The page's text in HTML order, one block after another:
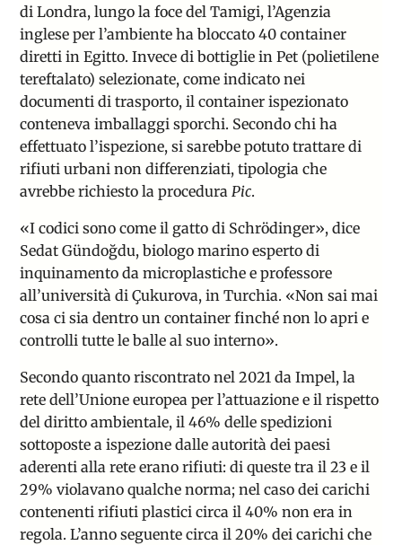
di Londra, lungo la foce del Tamigi, l’Agenzia
inglese per l’ambiente ha bloccato 40 container
diretti in Egitto. Invece di bottiglie in Pet (polietilene
tereftalato) selezionate, come indicato nei
documenti di trasporto, il container ispezionato
conteneva imballaggi sporchi. Secondo chi ha
effettuato l’ispezione, si sarebbe potuto trattare di
rifiuti urbani non differenziati, tipologia che
avrebbe richiesto la proceduraPic.
«I codici sono come il gatto di Schrödinger», dice
Sedat Gündoğdu, biologo marino esperto di
inquinamento da microplastiche e professore
all’università di Çukurova, in Turchia. «Non sai mai
cosa ci sia dentro un container finché non lo apri e
controlli tutte le balle al suo interno».
Secondo quanto riscontrato nel 2021 da Impel, la
rete dell’Unione europea per l’attuazione e il rispetto
del diritto ambientale, il 46% delle spedizioni
sottoposte a ispezione dalle autorità dei paesi
aderenti alla rete erano rifiuti: di queste tra il 23 e il
29% violavano qualche norma; nel caso dei carichi
contenenti rifiuti plastici circa il 40% non era in
regola. L’anno seguente circa il 20% dei carichi che